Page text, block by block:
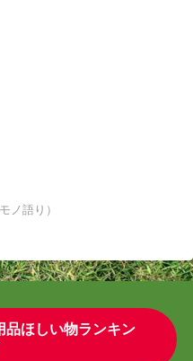
ノ語り）
ほしい物ランキン